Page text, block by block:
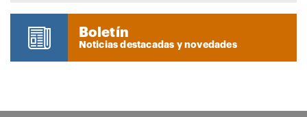
Boletín
Noticias destacadas y novedades